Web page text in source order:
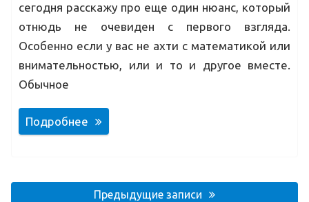
сегодня расскажу про еще один нюанс, который
отнюдь не очевиден с первого взгляда.
Особенно если у вас не ахти с математикой или
внимательностью, или и то и другое вместе.
Обычное
Подробнее
Предыдущие записи